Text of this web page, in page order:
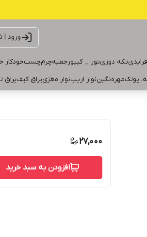
ورود |
تکه دوزیتور _ گیپورجعبهچرمچسبخودکار
پولکمهرهنگیننوار اریبنوار مغزییراق کیفیراق
27,000
افزودن به سبد خرید